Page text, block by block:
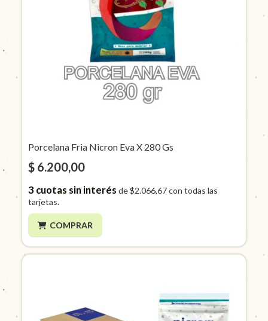
Porcelana Fria Nicron Eva X 280 Gs
$ 6.200,00
3cuotas sin interés de$2.066,67con todas las
tarjetas.
COMPRAR